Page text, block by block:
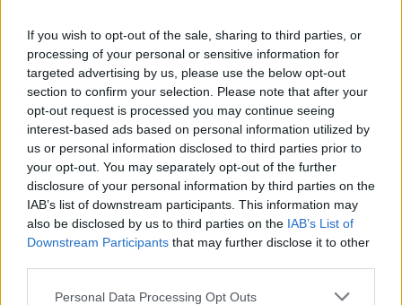
If you wish to opt-out of the sale, sharing to third parties, or
processing of your personal or sensitive information for
targeted advertising by us, please use the below opt-out
section to confirm your selection. Please note that after your
opt-out request is processed you may continue seeing
interest-based ads based on personal information utilized by
us or personal information disclosed to third parties prior to
your opt-out. You may separately opt-out of the further
disclosure of your personal information by third parties on the
IAB’s list of downstream participants. This information may
also be disclosed by us to third parties on the IAB’s List of
Downstream Participants that may further disclose it to other
Please note that this website/app uses one or more Google
Personal Data Processing Opt Outs
Baleset-bűnügy
2022. október 17. 11:56
Több mint 20 éve gyilkolták meg a terhes anyát, a
maradványaira most találtak rá
A nő 18 hetes terhes volt, amikor a férje meggyilkolta.
2:15